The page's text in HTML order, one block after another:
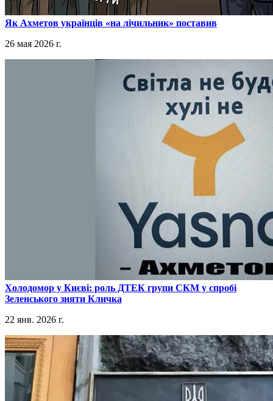
​Як Ахметов українців «на лічильник» поставив
26 мая 2026 г.
​Холодомор у Києві: роль ДТЕК групи СКМ у спробі
Зеленського зняти Кличка
22 янв. 2026 г.